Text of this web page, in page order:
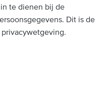
te dienen bij de
Dit is de